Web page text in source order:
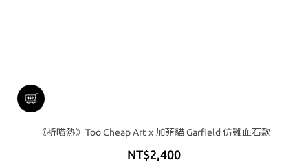
《祈喵熱》Too Cheap Art x 加菲貓 Garfield 仿雞血石款
NT$2,400